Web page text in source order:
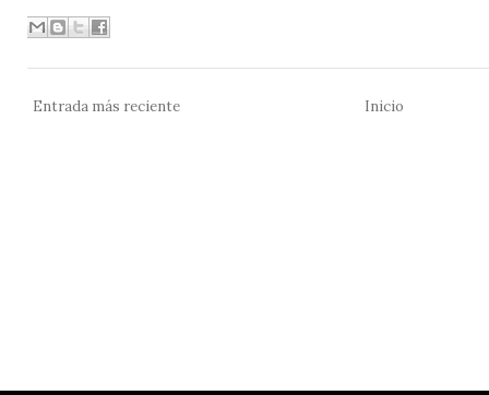
Entrada más reciente Inicio